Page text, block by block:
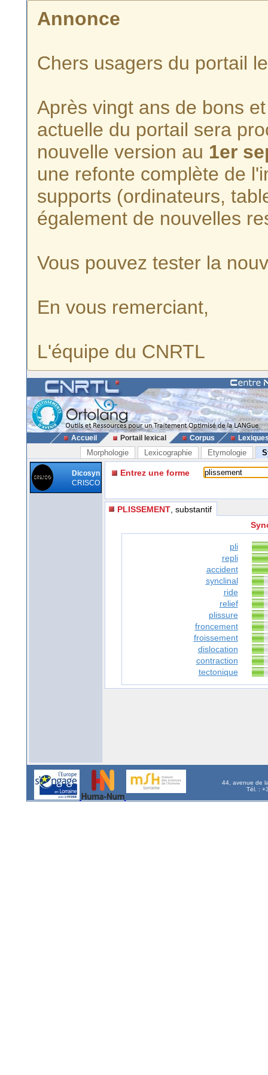
Annonce
Chers usagers du portail
Après vingt ans de bons
actuelle du portail sera
nouvelle version au 1er
une refonte complète de
supports (ordinateurs,
également de nouvelles
Vous pouvez tester la
En vous remerciant,
L'équipe du CNRTL
Accueil Portail lexical Corpus
Morphologie Lexicographie Etymologie
Dicosyn
CRISCO
Entrez une forme
PLISSEMENT , substantif
pli
repli
accident
synclinal
ride
relief
plissure
froncement
froissement
dislocation
contraction
tectonique
44, avenue de
Tél. :